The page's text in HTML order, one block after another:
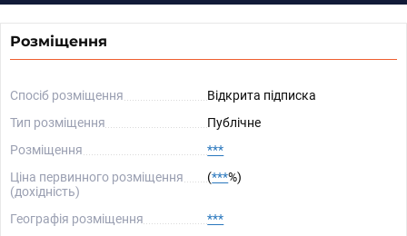
Розміщення
Спосіб розміщення
Відкрита підписка
Тип розміщення
Публічне
Розміщення
***
Ціна первинного розміщення
(дохідність)
(***%)
Географія розміщення
***